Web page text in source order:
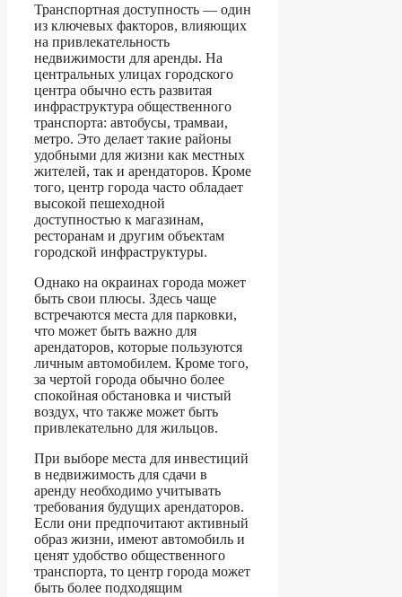
Транспортная доступность — один
из ключевых факторов, влияющих
на привлекательность
недвижимости для аренды. На
центральных улицах городского
центра обычно есть развитая
инфраструктура общественного
транспорта: автобусы, трамваи,
метро. Это делает такие районы
удобными для жизни как местных
жителей, так и арендаторов. Кроме
того, центр города часто обладает
высокой пешеходной
доступностью к магазинам,
ресторанам и другим объектам
городской инфраструктуры.
Однако на окраинах города может
быть свои плюсы. Здесь чаще
встречаются места для парковки,
что может быть важно для
арендаторов, которые пользуются
личным автомобилем. Кроме того,
за чертой города обычно более
спокойная обстановка и чистый
воздух, что также может быть
привлекательно для жильцов.
При выборе места для инвестиций
в недвижимость для сдачи в
аренду необходимо учитывать
требования будущих арендаторов.
Если они предпочитают активный
образ жизни, имеют автомобиль и
ценят удобство общественного
транспорта, то центр города может
быть более подходящим